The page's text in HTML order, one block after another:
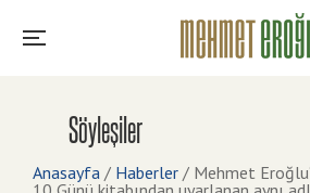
Söyleşiler
Anasayfa / Haberler / Mehmet